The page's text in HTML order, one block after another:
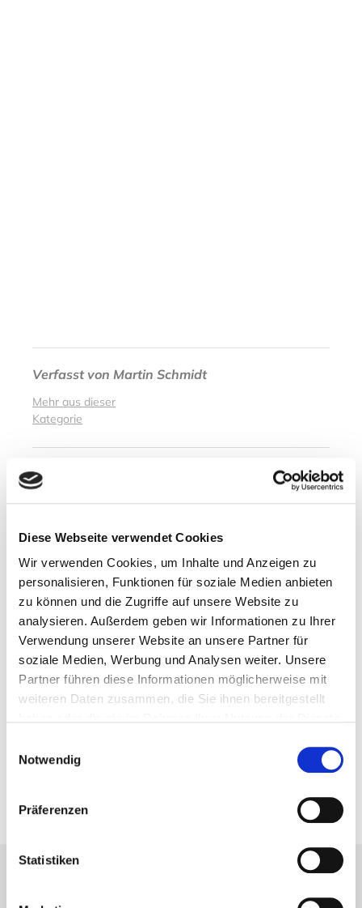
Diese Webseite verwendet Cookies
Wir verwenden Cookies, um Inhalte und Anzeigen zu
personalisieren, Funktionen für soziale Medien anbieten
zu können und die Zugriffe auf unsere Website zu
analysieren. Außerdem geben wir Informationen zu Ihrer
Verwendung unserer Website an unsere Partner für
soziale Medien, Werbung und Analysen weiter. Unsere
Partner führen diese Informationen möglicherweise mit
weiteren Daten zusammen, die Sie ihnen bereitgestellt
Notwendig
Präferenzen
Statistiken
Verfasst von Martin Schmidt
Mehr aus dieser
Kategorie
Abgelegt unter
Wetter / Jahreszeiten
Nächster Artikel
Raw Air – Die herausfordernste
Skisprungserie der Welt
19. Februar 2017
Erholung